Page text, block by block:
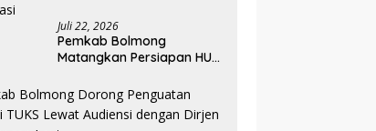
Juli 22, 2026
Pemkab Bolmong
Matangkan Persiapan HUT
Diminta Perkuat
Koordinasi